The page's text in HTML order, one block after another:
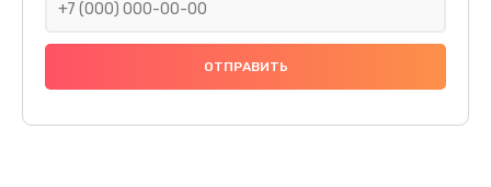
Замена праймера
1000 руб.